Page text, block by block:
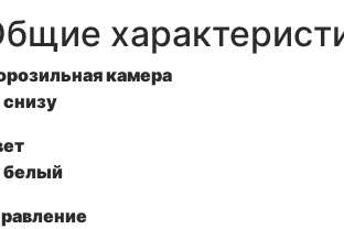
камера